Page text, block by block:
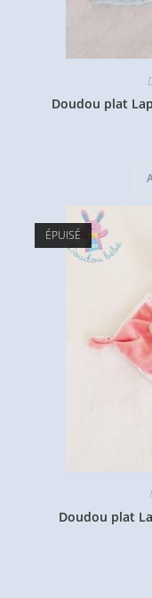
Doudou plat
ÉPUISÉ
Doudou plat